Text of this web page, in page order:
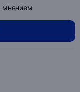
мнением